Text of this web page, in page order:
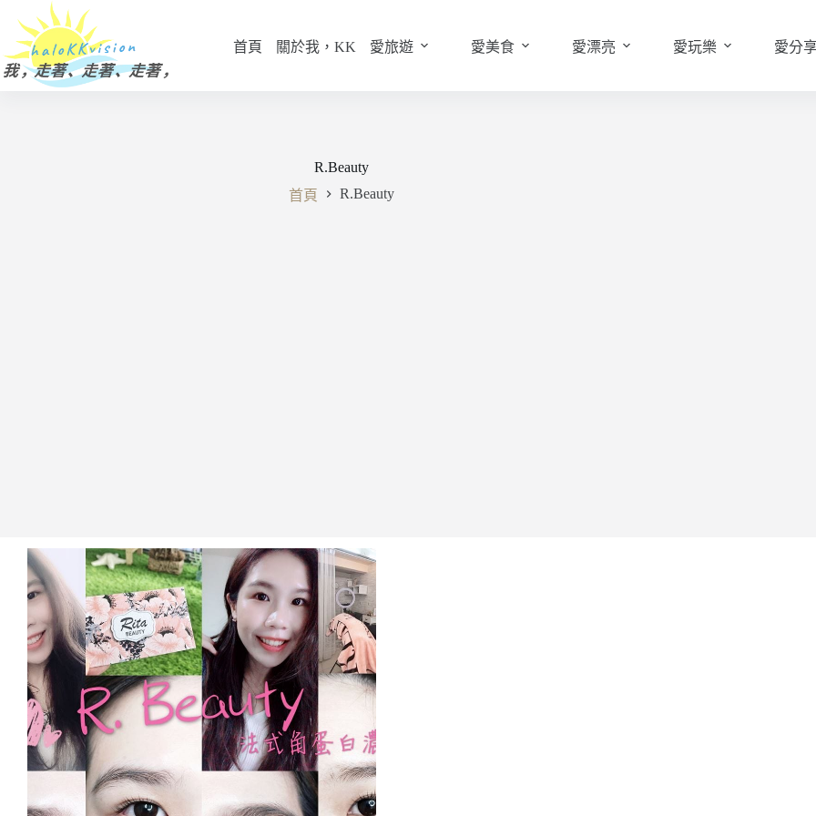
主
要
首頁 關於我，KK 愛旅遊 愛美食 愛漂亮 愛玩樂 愛分
R.Beauty
首頁
R.Beauty